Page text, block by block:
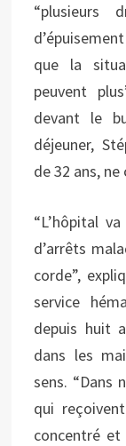
“plusieurs
que la
peuvent
devant le
déjeuner,
de 32 ans,
“L’hôpital
d’arrêts
corde”,
service
depuis huit
dans les
sens. “Dans
qui
concentré